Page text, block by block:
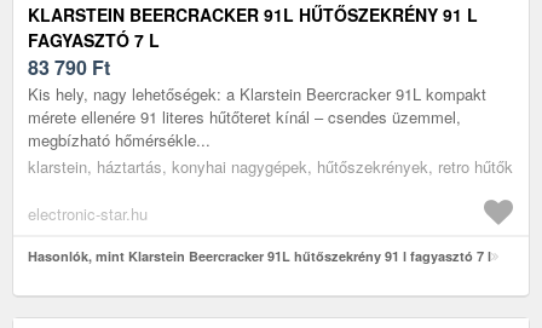
KLARSTEIN BEERCRACKER 91L HŰTŐSZEKRÉNY 91 L
FAGYASZTÓ 7 L
83 790 Ft
Kis hely, nagy lehetőségek: a Klarstein Beercracker 91L kompakt
mérete ellenére 91 literes hűtőteret kínál – csendes üzemmel,
megbízható hőmérsékle...
klarstein, háztartás, konyhai nagygépek, hűtőszekrények, retro hűtők
electronic-star.hu
Hasonlók, mint Klarstein Beercracker 91L hűtőszekrény 91 l fagyasztó 7 l